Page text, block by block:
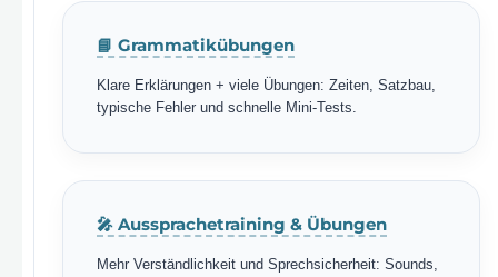
📘 Grammatikübungen
Klare Erklärungen + viele Übungen: Zeiten, Satzbau,
typische Fehler und schnelle Mini-Tests.
🎤 Aussprachetraining & Übungen
Mehr Verständlichkeit und Sprechsicherheit: Sounds,